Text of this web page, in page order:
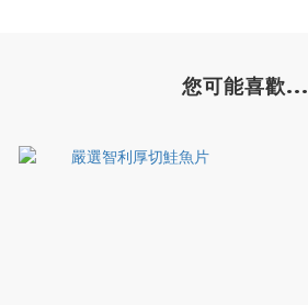
您可能喜歡...